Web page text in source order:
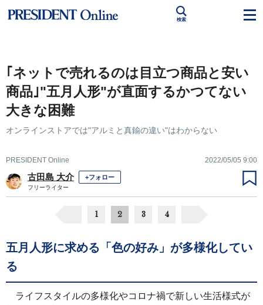
検索
｢ネットで売れるのは目立つ商品と安い
商品｣"五月人形"が直面するかつてない
大きな困難
オンラインストアでは"アルミと真鍮の違い"はわからない
PRESIDENT Online 2022/05/05 9:00
古田島 大介 +フォロー
フリーライター
1 2 3 4
五月人形に求める「色の好み」が多様化してい
る
ライフスタイルの多様化やコロナ禍で新しい生活様式が